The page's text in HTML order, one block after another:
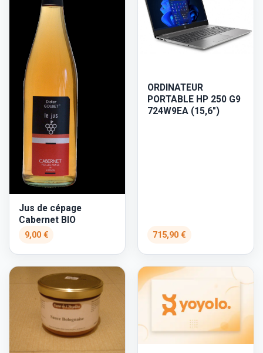
Jus de cépage
Cabernet BIO
9,00 €
ORDINATEUR
PORTABLE HP 250 G9
724W9EA (15,6")
715,90 €